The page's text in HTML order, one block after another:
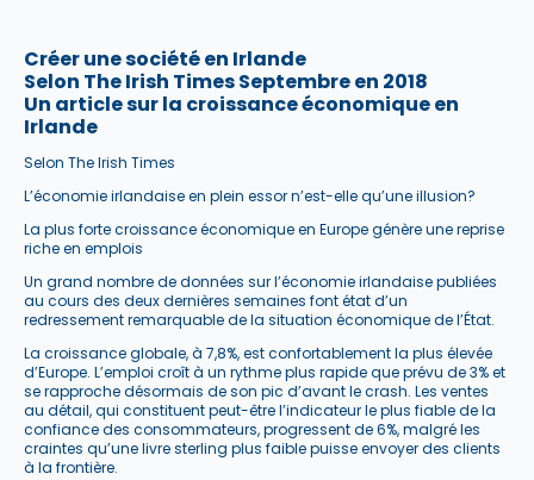
Créer une société en Irlande
Selon The Irish Times Septembre en 2018
Un article sur la croissance économique en
Irlande
Selon The Irish Times
L’économie irlandaise en plein essor n’est-elle qu’une illusion?
La plus forte croissance économique en Europe génère une reprise
riche en emplois
Un grand nombre de données sur l’économie irlandaise publiées
au cours des deux dernières semaines font état d’un
redressement remarquable de la situation économique de l’État.
La croissance globale, à 7,8%, est confortablement la plus élevée
d’Europe. L’emploi croît à un rythme plus rapide que prévu de 3% et
se rapproche désormais de son pic d’avant le crash. Les ventes
au détail, qui constituent peut-être l’indicateur le plus fiable de la
confiance des consommateurs, progressent de 6%, malgré les
craintes qu’une livre sterling plus faible puisse envoyer des clients
à la frontière.